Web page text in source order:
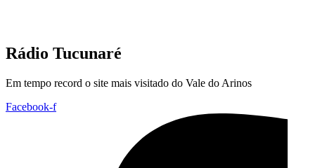
Rádio Tucunaré
Em tempo record o site mais visitado do Vale do Arinos
Facebook-f